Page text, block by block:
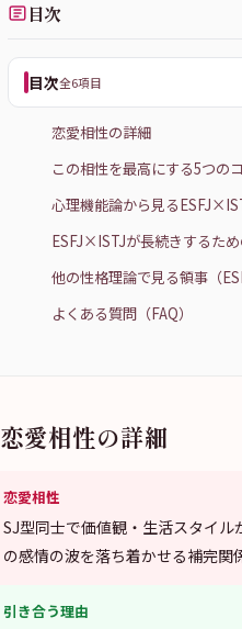
目次
目次全6項目
恋愛相性の詳細
この相性を最高にする5つの
心理機能論から見る
ESFJ×ISTJが長続きするた
他の性格理論で見る領事（
よくある質問（FAQ）
恋愛相性の詳細
恋愛相性
SJ型同士で価値観・生活スタイル
の感情の波を落ち着かせる補完関
引き合う理由